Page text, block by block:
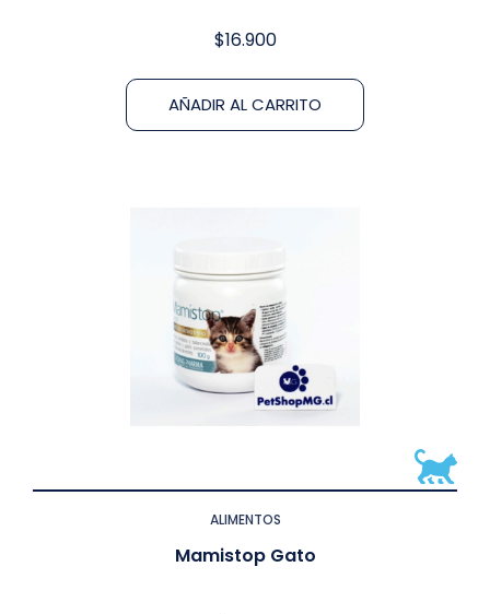
$16.900
AÑADIR AL CARRITO
ALIMENTOS
Mamistop Gato